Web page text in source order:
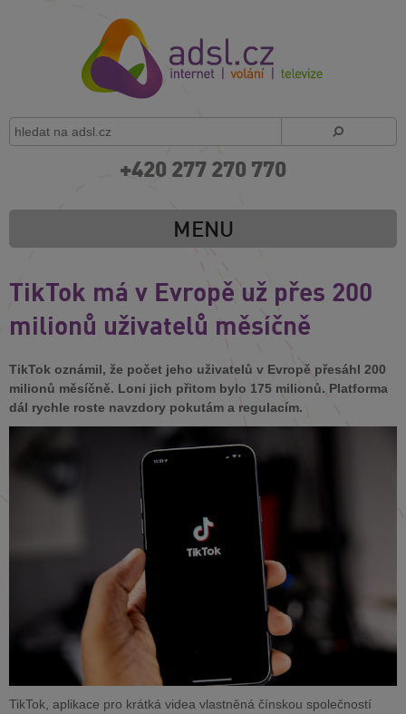
+420 277 270 770
MENU
TikTok má v Evropě už přes 200
milionů uživatelů měsíčně
TikTok oznámil, že počet jeho uživatelů v Evropě přesáhl 200
milionů měsíčně. Loni jich přitom bylo 175 milionů. Platforma
dál rychle roste navzdory pokutám a regulacím.
TikTok, aplikace pro krátká videa vlastněná čínskou společností